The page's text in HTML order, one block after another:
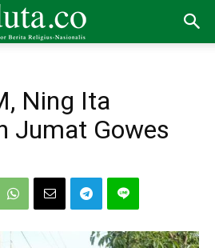
Ning Ita
Jumat Gowes